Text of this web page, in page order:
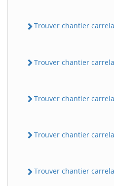
Trouver chantier
Trouver chantier
Trouver chantier
Trouver chantier
Trouver chantier